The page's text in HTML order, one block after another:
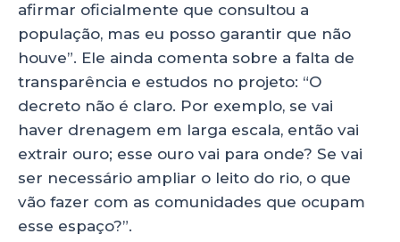
afirmar oficialmente que consultou a
população, mas eu posso garantir que não
houve”. Ele ainda comenta sobre a falta de
transparência e estudos no projeto: “O
decreto não é claro. Por exemplo, se vai
haver drenagem em larga escala, então vai
extrair ouro; esse ouro vai para onde? Se vai
ser necessário ampliar o leito do rio, o que
vão fazer com as comunidades que ocupam
esse espaço?”.